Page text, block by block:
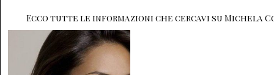
Ecco tutte le informazioni che cercavi su Michela